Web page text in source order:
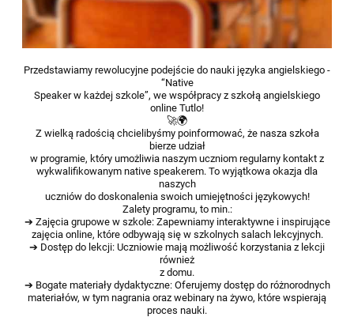
Przedstawiamy rewolucyjne podejście do nauki języka angielskiego -
“Native
Speaker w każdej szkole”, we współpracy z szkołą angielskiego
online Tutlo!
🚀🌍
Z wielką radością chcielibyśmy poinformować, że nasza szkoła
bierze udział
w programie, który umożliwia naszym uczniom regularny kontakt z
wykwalifikowanym native speakerem. To wyjątkowa okazja dla
naszych
uczniów do doskonalenia swoich umiejętności językowych!
Zalety programu, to min.:
➔ Zajęcia grupowe w szkole: Zapewniamy interaktywne i inspirujące
zajęcia online, które odbywają się w szkolnych salach lekcyjnych.
➔ Dostęp do lekcji: Uczniowie mają możliwość korzystania z lekcji
również
z domu.
➔ Bogate materiały dydaktyczne: Oferujemy dostęp do różnorodnych
materiałów, w tym nagrania oraz webinary na żywo, które wspierają
proces nauki.